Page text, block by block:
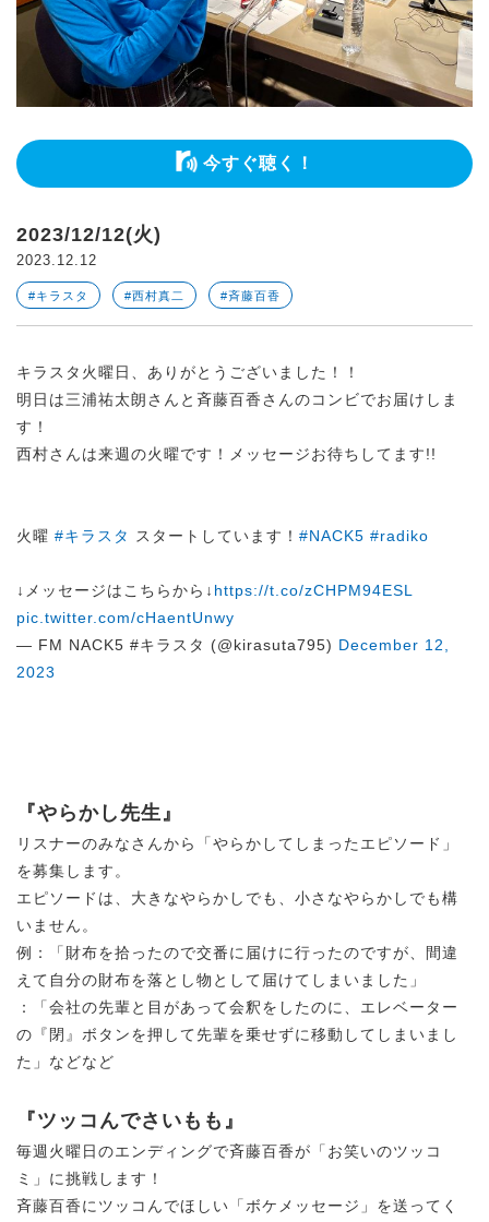
今すぐ聴く！
2023/12/12(火)
2023.12.12
#キラスタ #西村真二 #斉藤百香
キラスタ火曜日、ありがとうございました！！
明日は三浦祐太朗さんと斉藤百香さんのコンビでお届けしま
す！
西村さんは来週の火曜です！メッセージお待ちしてます!!
火曜 #キラスタ スタートしています！ #NACK5 #radiko
↓メッセージはこちらから↓ https://t.co/zCHPM94ESL
pic.twitter.com/cHaentUnwy
— FM NACK5 #キラスタ (@kirasuta795) December 12,
2023
『やらかし先生』
リスナーのみなさんから「やらかしてしまったエピソード」
を募集します。
エピソードは、大きなやらかしでも、小さなやらかしでも構
いません。
例：「財布を拾ったので交番に届けに行ったのですが、間違
えて自分の財布を落とし物として届けてしまいました」
：「会社の先輩と目があって会釈をしたのに、エレベーター
の『閉』ボタンを押して先輩を乗せずに移動してしまいまし
た」などなど
『ツッコんでさいもも』
毎週火曜日のエンディングで斉藤百香が「お笑いのツッコ
ミ」に挑戦します！
斉藤百香にツッコんでほしい「ボケメッセージ」を送ってく